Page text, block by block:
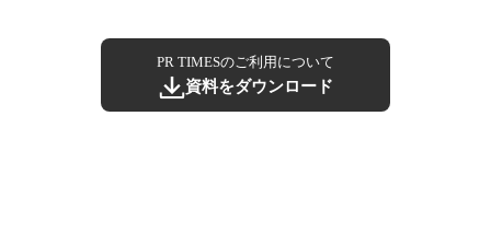
PR TIMESのご利用について
資料をダウンロード